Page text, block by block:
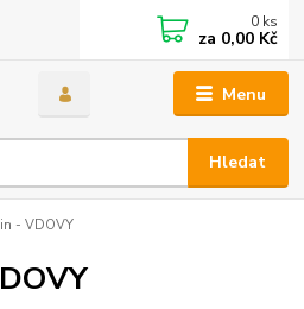
Menu
Hledat
0 ks
za 0,00 Kč
- VDOVY